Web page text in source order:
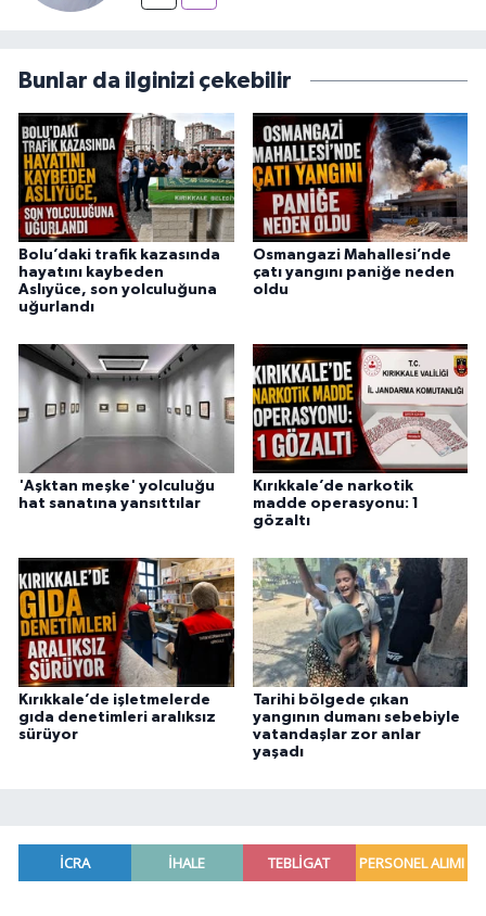
Bunlar da ilginizi çekebilir
Bolu’daki trafik kazasında
hayatını kaybeden
Aslıyüce, son yolculuğuna
uğurlandı
Osmangazi Mahallesi’nde
çatı yangını paniğe neden
oldu
'Aşktan meşke' yolculuğu
hat sanatına yansıttılar
Kırıkkale’de narkotik
madde operasyonu: 1
gözaltı
Kırıkkale’de işletmelerde
gıda denetimleri aralıksız
sürüyor
Tarihi bölgede çıkan
yangının dumanı sebebiyle
vatandaşlar zor anlar
yaşadı